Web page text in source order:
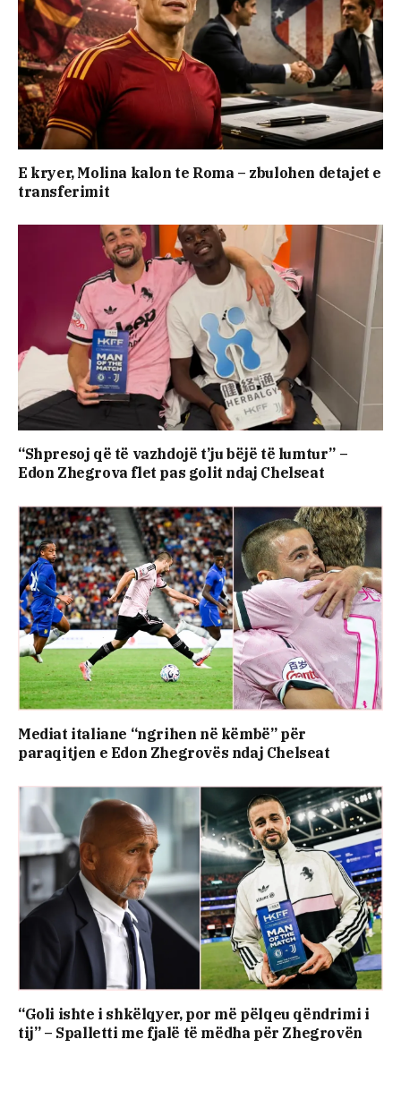
E kryer, Molina kalon te Roma – zbulohen detajet e
transferimit
“Shpresoj që të vazhdojë t’ju bëjë të lumtur” –
Edon Zhegrova flet pas golit ndaj Chelseat
Mediat italiane “ngrihen në këmbë” për
paraqitjen e Edon Zhegrovës ndaj Chelseat
“Goli ishte i shkëlqyer, por më pëlqeu qëndrimi i
tij” – Spalletti me fjalë të mëdha për Zhegrovën